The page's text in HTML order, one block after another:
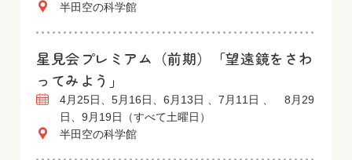
半田空の科学館
星見会プレミアム（前期）「望遠鏡をさわ
ってみよう」
4月25日、5月16日、6月13日 、7月11日 、 8月29
日、9月19日（すべて土曜日）
半田空の科学館